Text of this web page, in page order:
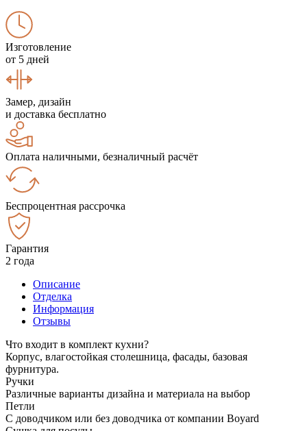
Изготовление
от 5 дней
Замер, дизайн
и доставка бесплатно
Оплата наличными, безналичный расчёт
Беспроцентная рассрочка
Гарантия
2 года
Описание
Отделка
Информация
Отзывы
Что входит в комплект кухни?
Корпус, влагостойкая столешница, фасады, базовая
фурнитура.
Ручки
Различные варианты дизайна и материала на выбор
Петли
С доводчиком или без доводчика от компании Boyard